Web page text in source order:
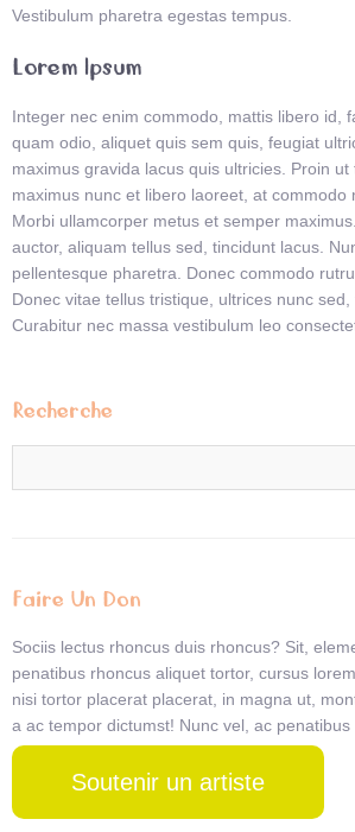
Vestibulum pharetra egestas tempus.
Lorem Ipsum
Integer nec enim commodo, mattis libero id,
quam odio, aliquet quis sem quis, feugiat
maximus gravida lacus quis ultricies. Proin ut
maximus nunc et libero laoreet, at commodo
Morbi ullamcorper metus et semper
auctor, aliquam tellus sed, tincidunt lacus.
pellentesque pharetra. Donec commodo
Donec vitae tellus tristique, ultrices nunc sed,
Curabitur nec massa vestibulum leo
Recherche
Faire Un Don
Sociis lectus rhoncus duis rhoncus? Sit,
penatibus rhoncus aliquet tortor, cursus
nisi tortor placerat placerat, in magna ut,
a ac tempor dictumst! Nunc vel, ac penatibus
Soutenir un artiste